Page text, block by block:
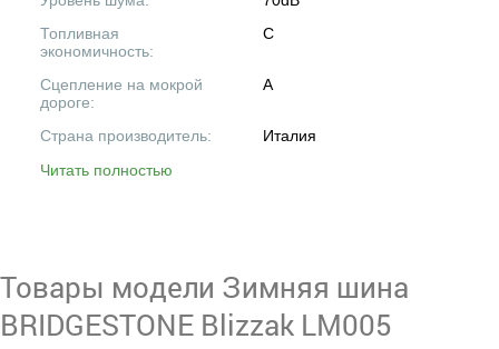
Топливная
экономичность:
C
Сцепление на мокрой
дороге:
A
Страна производитель:
Италия
Читать полностью
Товары модели Зимняя шина
BRIDGESTONE Blizzak LM005